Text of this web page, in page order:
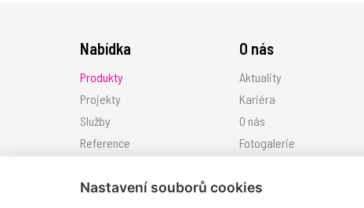
Nabídka
Produkty
Projekty
Služby
Reference
O nás
Aktuality
Kariéra
O nás
Fotogalerie
Kontakt
Nastavení souborů cookies